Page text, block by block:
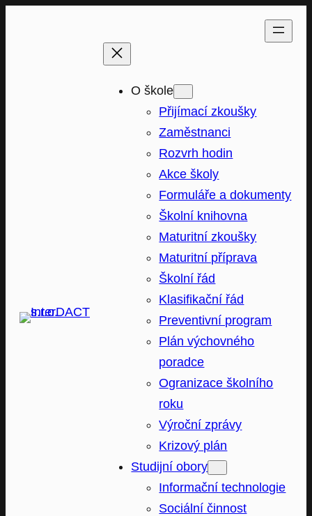
O škole
Přijímací zkoušky
Zaměstnanci
Rozvrh hodin
Akce školy
Formuláře a dokumenty
Školní knihovna
Maturitní zkoušky
Maturitní příprava
Školní řád
Klasifikační řád
Preventivní program
Plán výchovného
poradce
Ogranizace školního
roku
Výroční zprávy
Krizový plán
Studijní obory
Informační technologie
Sociální činnost